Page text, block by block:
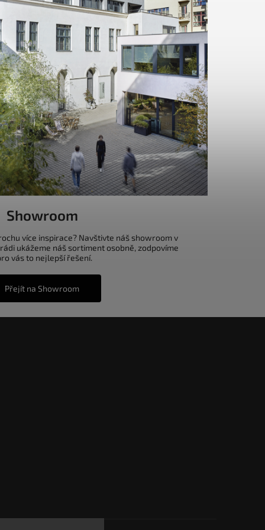
Showroom
více inspirace? Navštivte náš showroom v
ukážeme náš sortiment osobně, zodpovíme
vás to nejlepší řešení.
Přejít na Showroom